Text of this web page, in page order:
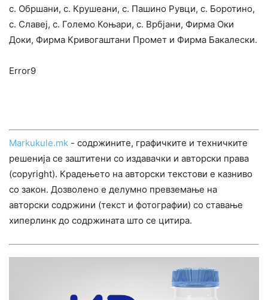
с. Обршани, с. Крушеани, с. Пашино Рувци, с. Боротино,
с. Славеј, с. Големо Коњари, с. Врбјани, Фирма Оки
Доки, Фирма Кривогаштани Промет и Фирма Бакалески.
Error9
Markukule.mk - содржините, графичките и техничките
решенија се заштитени со издавачки и авторски права
(copyright). Крадењето на авторски текстови е казниво
со закон. Дозволено е делумно превземање на
авторски содржини (текст и фотографии) со ставање
хиперлинк до содржината што се цитира.